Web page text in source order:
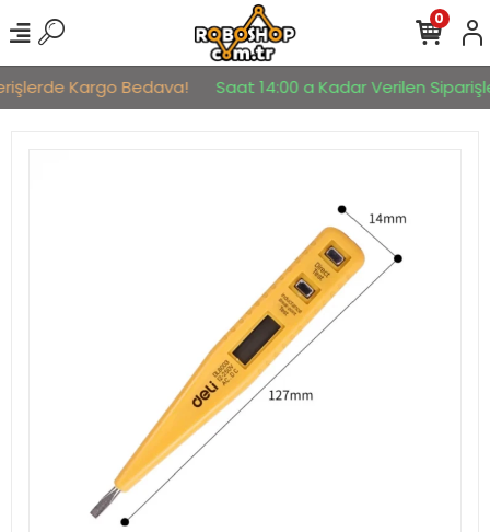
Kargo Bedava! Saat 14:00 a Kadar Verilen
0